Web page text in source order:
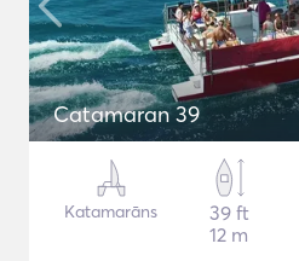
Catamaran 39
Katamarāns
39 ft
12 m